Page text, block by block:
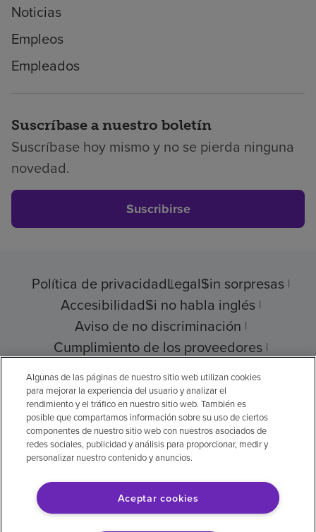
Noticias
Empleos
Empleados
Suscríbase a nuestro boletín
Suscríbase hoy mismo y no se pierda ninguna
novedad.
Suscribirse
Política de privacidadLegalSin sorpresas
AccesibilidadSi no habla inglés
Aviso de no discriminación
Cumplimiento de los proveedores
Transparencia de precios
© 2026 Encompass Health Corporation
Preferencias de cookies
Aviso legal: Se tradujo con la ayuda de
Algunas de las páginas de nuestro sitio web utilizan cookies
para mejorar la experiencia del usuario y analizar el
rendimiento y el tráfico en nuestro sitio web. También es
posible que compartamos información sobre su uso de ciertos
componentes de nuestro sitio web con nuestros asociados de
redes sociales, publicidad y análisis para proporcionar, medir y
personalizar nuestro contenido y anuncios.
Aceptar cookies